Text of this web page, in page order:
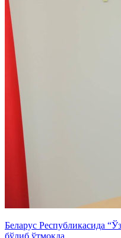
Беларус Республикасида